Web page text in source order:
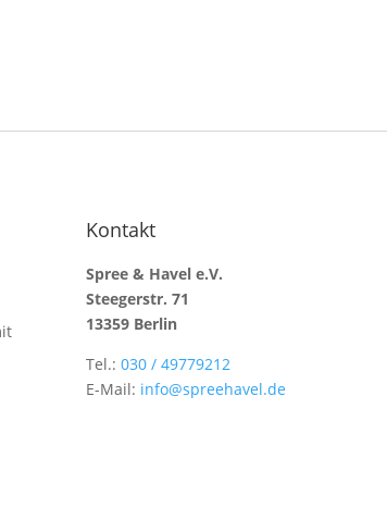
Kontakt
Spree & Havel e.V.
Steegerstr. 71
13359 Berlin
Tel.: 030 / 49779212
E-Mail: info@spreehavel.de